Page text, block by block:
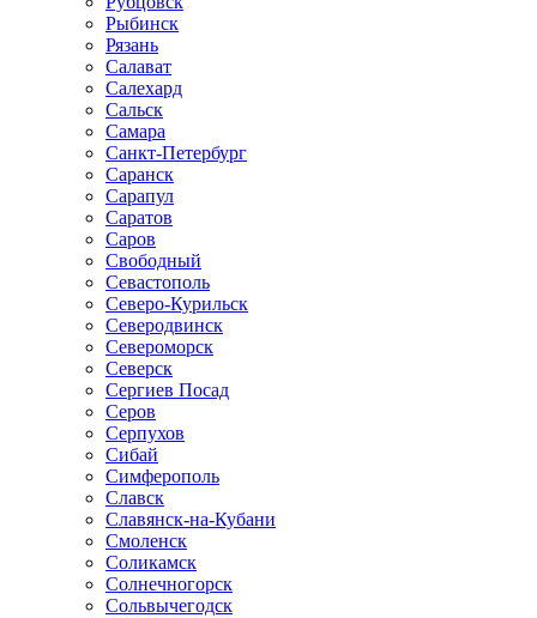
Рыбинск
Рязань
Салават
Салехард
Сальск
Самара
Санкт-Петербург
Саранск
Сарапул
Саратов
Саров
Свободный
Севастополь
Северо-Курильск
Северодвинск
Североморск
Северск
Сергиев Посад
Серов
Серпухов
Сибай
Симферополь
Славск
Славянск-на-Кубани
Смоленск
Соликамск
Солнечногорск
Сольвычегодск